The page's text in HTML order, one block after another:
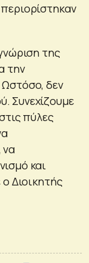
της
την
δεν
Συνεχίζουμε
πύλες
να
και
Διοικητής